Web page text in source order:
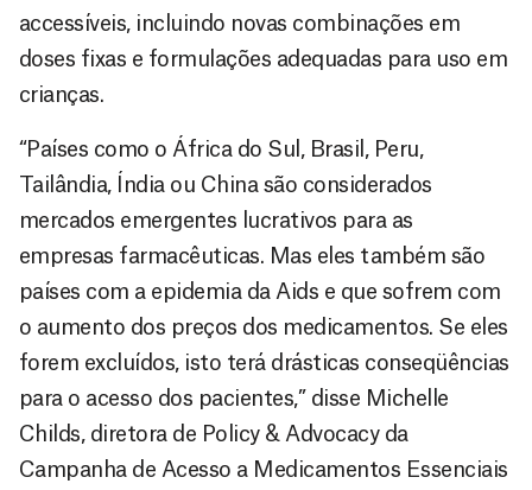
accessíveis, incluindo novas combinações em
doses fixas e formulações adequadas para uso em
crianças.
“Países como o África do Sul, Brasil, Peru,
Tailândia, Índia ou China são considerados
mercados emergentes lucrativos para as
empresas farmacêuticas. Mas eles também são
países com a epidemia da Aids e que sofrem com
o aumento dos preços dos medicamentos. Se eles
forem excluídos, isto terá drásticas conseqüências
para o acesso dos pacientes,” disse Michelle
Childs, diretora de Policy & Advocacy da
Campanha de Acesso a Medicamentos Essenciais